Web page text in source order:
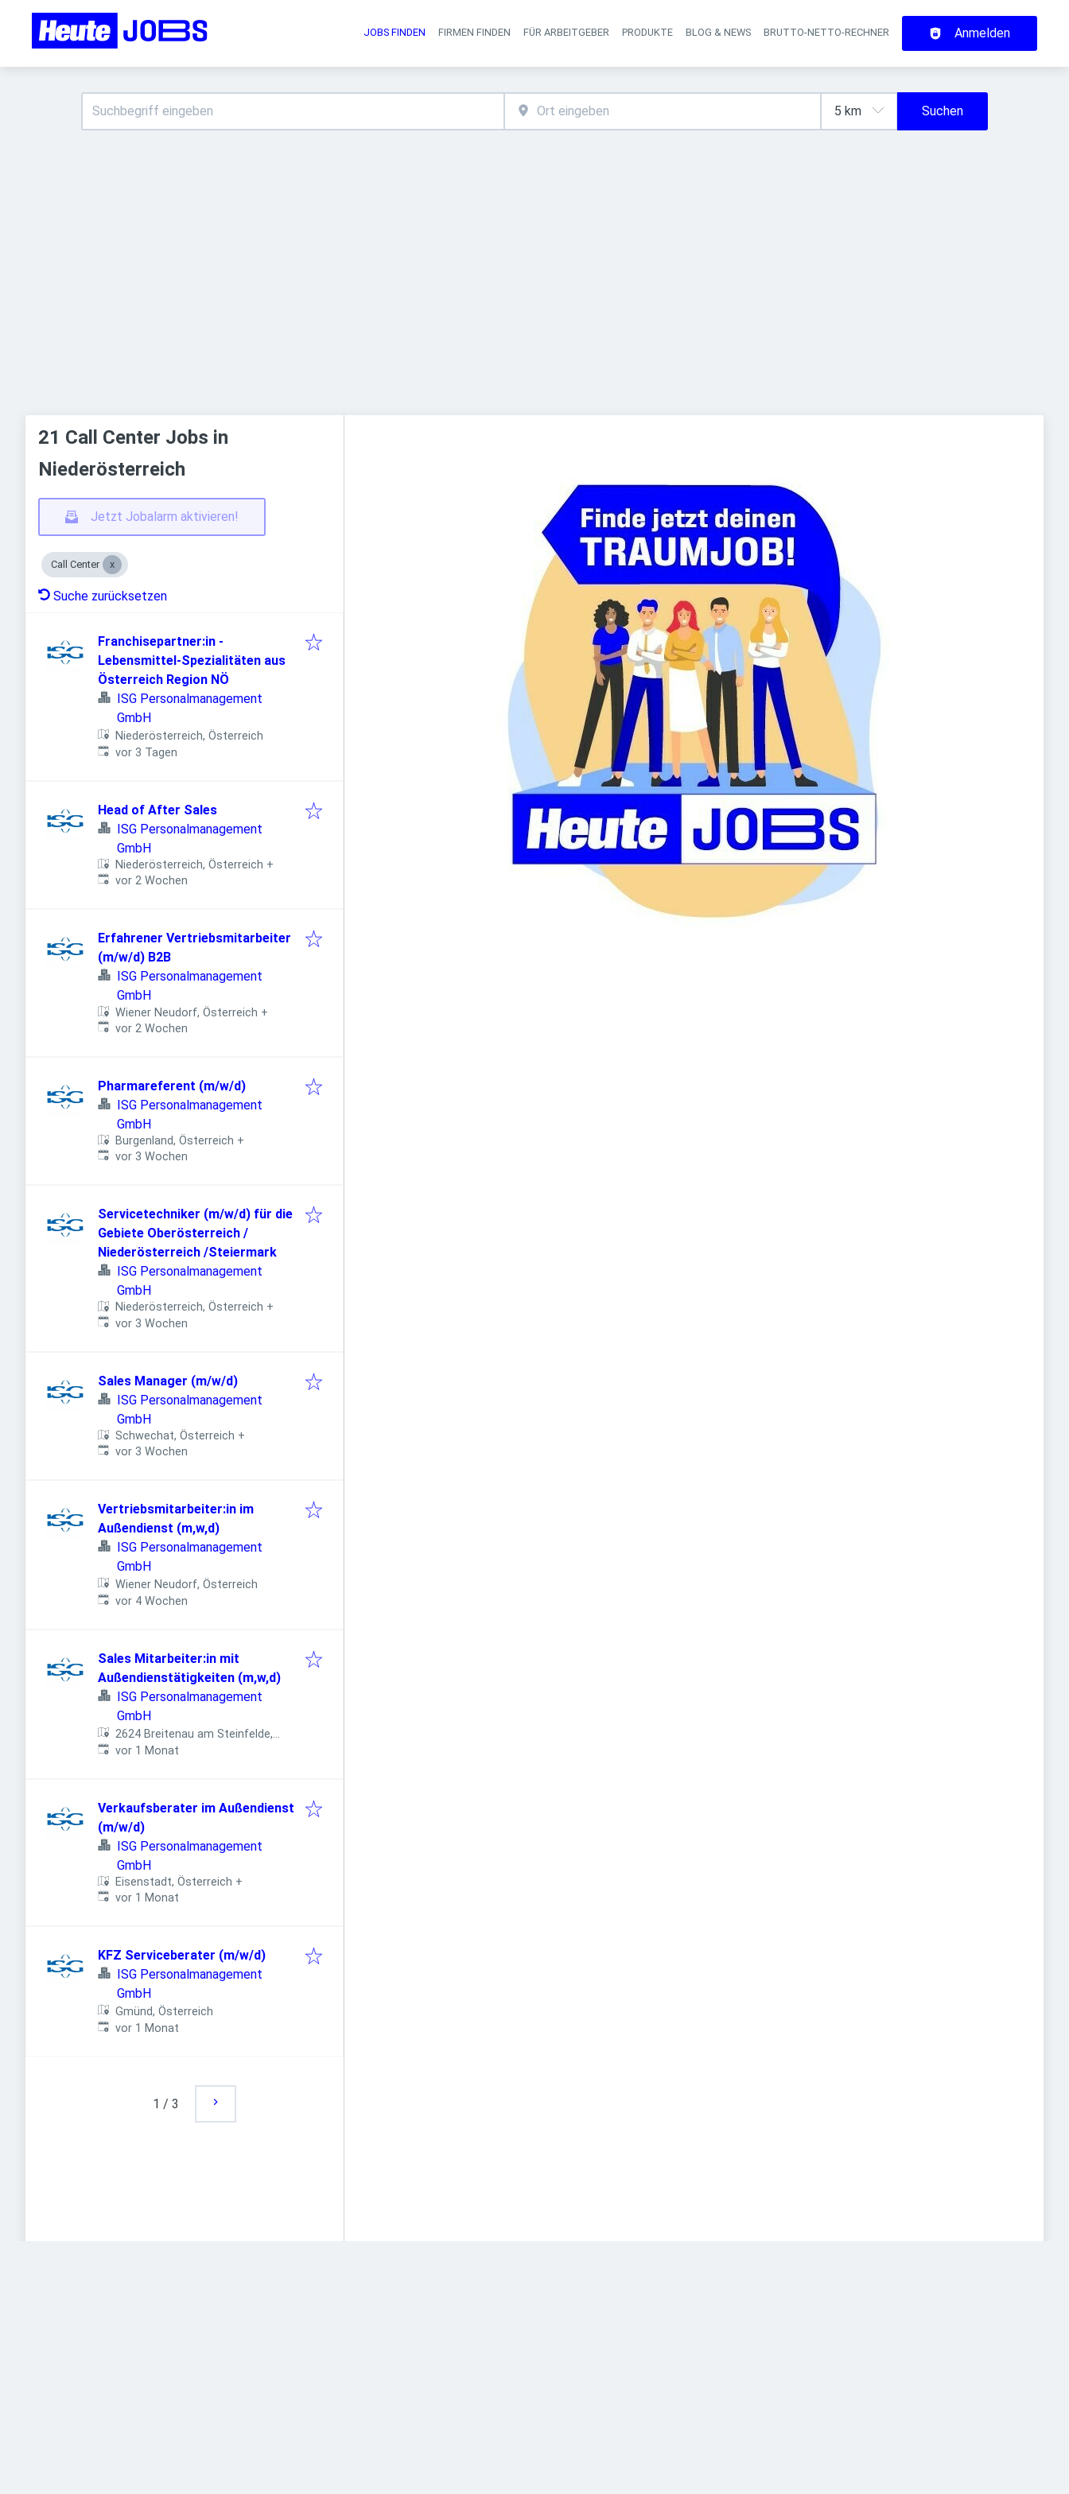
Haupt-Navigation
JOBS FINDEN FIRMEN FINDEN FÜR ARBEITGEBER PRODUKTE BLOG & NEWS BRUTTO-NETTO-RECHNER Anmelden
Suchen
21 Call Center Jobs in
Niederösterreich
Jetzt Jobalarm aktivieren!
Call Center
Suche zurücksetzen
Franchisepartner:in -
Lebensmittel-Spezialitäten aus
Österreich Region NÖ
ISG Personalmanagement
GmbH
Niederösterreich, Österreich
Veröffentlicht:
vor 3 Tagen
Head of After Sales
ISG Personalmanagement
GmbH
Niederösterreich, Österreich +
Veröffentlicht:
vor 2 Wochen
Erfahrener Vertriebsmitarbeiter
(m/w/d) B2B
ISG Personalmanagement
GmbH
Wiener Neudorf, Österreich +
Veröffentlicht:
vor 2 Wochen
Pharmareferent (m/w/d)
ISG Personalmanagement
GmbH
Burgenland, Österreich +
Veröffentlicht:
vor 3 Wochen
Servicetechniker (m/w/d) für die
Gebiete Oberösterreich /
Niederösterreich /Steiermark
ISG Personalmanagement
GmbH
Niederösterreich, Österreich +
Veröffentlicht:
vor 3 Wochen
Sales Manager (m/w/d)
ISG Personalmanagement
GmbH
Schwechat, Österreich +
Veröffentlicht:
vor 3 Wochen
Vertriebsmitarbeiter:in im
Außendienst (m,w,d)
ISG Personalmanagement
GmbH
Wiener Neudorf, Österreich
Veröffentlicht:
vor 4 Wochen
Sales Mitarbeiter:in mit
Außendienstätigkeiten (m,w,d)
ISG Personalmanagement
GmbH
2624 Breitenau am Steinfelde,
Österreich
Veröffentlicht:
vor 1 Monat
Verkaufsberater im Außendienst
(m/w/d)
ISG Personalmanagement
GmbH
Eisenstadt, Österreich +
Veröffentlicht:
vor 1 Monat
KFZ Serviceberater (m/w/d)
ISG Personalmanagement
GmbH
Gmünd, Österreich
Veröffentlicht:
vor 1 Monat
1 / 3